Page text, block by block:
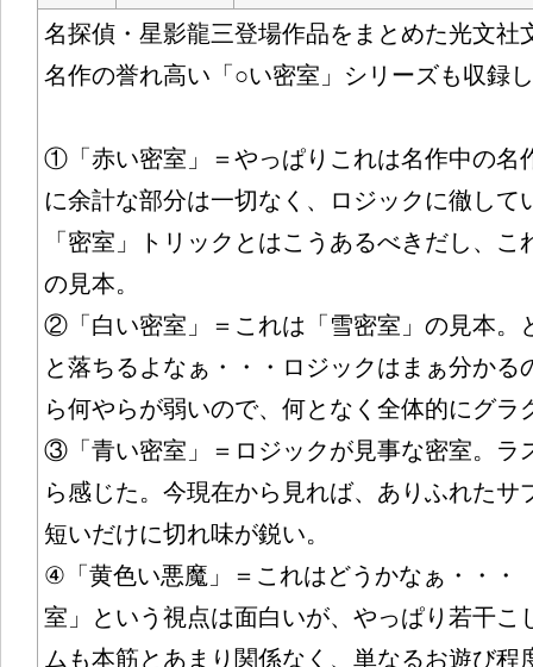
名探偵・星影龍三登場作品をまとめた光文社
名作の誉れ高い「○い密室」シリーズも収録
①「赤い密室」＝やっぱりこれは名作中の名
に余計な部分は一切なく、ロジックに徹して
「密室」トリックとはこうあるべきだし、
の見本。
②「白い密室」＝これは「雪密室」の見本。
と落ちるよなぁ・・・ロジックはまぁ分かる
ら何やらが弱いので、何となく全体的にグラ
③「青い密室」＝ロジックが見事な密室。ラ
ら感じた。今現在から見れば、ありふれたサ
短いだけに切れ味が鋭い。
④「黄色い悪魔」＝これはどうかなぁ・・
室」という視点は面白いが、やっぱり若干こ
ムも本筋とあまり関係なく、単なるお遊び程